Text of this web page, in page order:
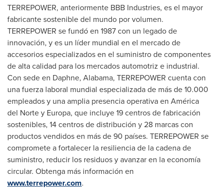
TERREPOWER, anteriormente BBB Industries, es el mayor
fabricante sostenible del mundo por volumen.
TERREPOWER se fundó en 1987 con un legado de
innovación, y es un líder mundial en el mercado de
accesorios especializados en el suministro de componentes
de alta calidad para los mercados automotriz e industrial.
Con sede en Daphne, Alabama, TERREPOWER cuenta con
una fuerza laboral mundial especializada de más de 10.000
empleados y una amplia presencia operativa en América
del Norte y Europa, que incluye 19 centros de fabricación
sostenibles, 14 centros de distribución y 28 marcas con
productos vendidos en más de 90 países. TERREPOWER se
compromete a fortalecer la resiliencia de la cadena de
suministro, reducir los residuos y avanzar en la economía
circular. Obtenga más información en
www.terrepower.com.